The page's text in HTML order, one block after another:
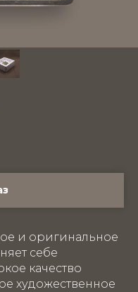
и оригинальное
себе
качество
художественное